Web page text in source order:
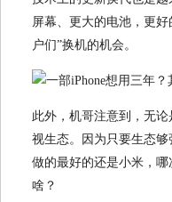
屏幕、更大的电池，更
户们”换机的机会。
此外，机哥注意到，无
视生态。因为只要生态够
做的最好的还是小米，
啥？